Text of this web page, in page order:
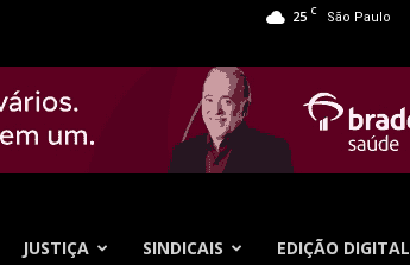
25 C São Paulo
JUSTIÇA SINDICAIS EDIÇÃO DIGITAL